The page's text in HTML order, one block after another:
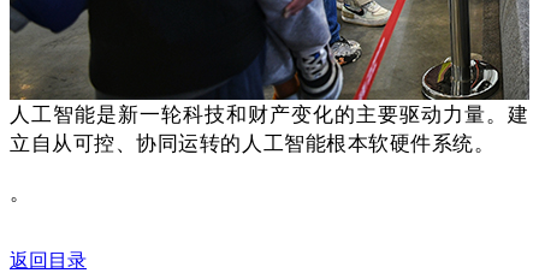
人工智能是新一轮科技和财产变化的主要驱动力量。建
立自从可控、协同运转的人工智能根本软硬件系统。
。
返回目录